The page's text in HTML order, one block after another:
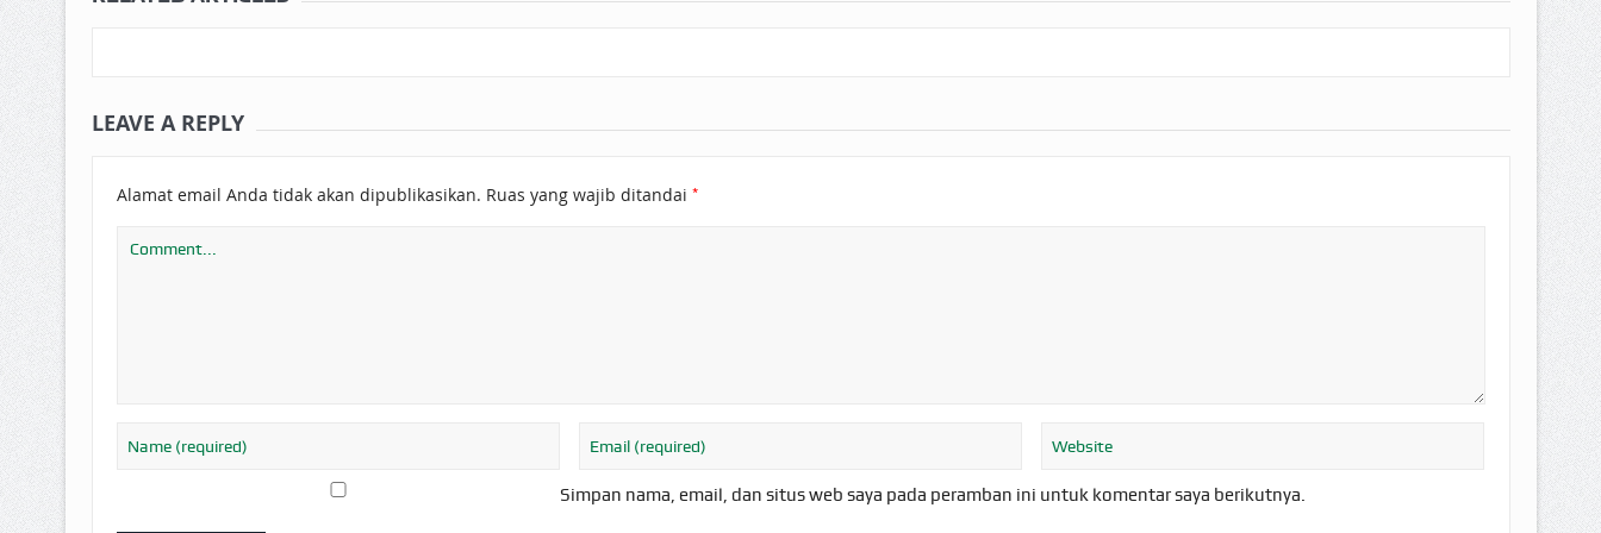
LEAVE A REPLY
Alamat email Anda tidak akan dipublikasikan. Ruas yang wajib ditandai *
Simpan nama, email, dan situs web saya pada peramban ini untuk komentar saya berikutnya.